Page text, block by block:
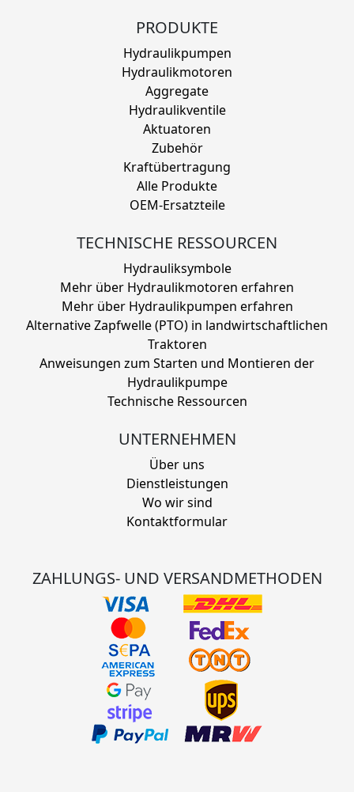
PRODUKTE
Hydraulikpumpen
Hydraulikmotoren
Aggregate
Hydraulikventile
Aktuatoren
Zubehör
Kraftübertragung
Alle Produkte
OEM-Ersatzteile
TECHNISCHE RESSOURCEN
Hydrauliksymbole
Mehr über Hydraulikmotoren erfahren
Mehr über Hydraulikpumpen erfahren
Alternative Zapfwelle (PTO) in landwirtschaftlichen
Traktoren
Anweisungen zum Starten und Montieren der
Hydraulikpumpe
Technische Ressourcen
UNTERNEHMEN
Über uns
Dienstleistungen
Wo wir sind
Kontaktformular
ZAHLUNGS- UND VERSANDMETHODEN